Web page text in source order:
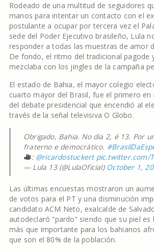
Rodeado de una multitud de seguidores
manos para intentar un contacto con el
postulante a ocupar por tercera vez el
sede del Poder Ejecutivo brasileño, Lula
responder a todas las muestras de amor
De fondo, el ritmo del tradicional pagode
mezclaba con los jingles de la campaña
El estado de Bahia, el mayor colegio
cuarto mayor del Brasil, fue el primero en
del debate presidencial que encendió al
través de la señal televisiva O Globo.
Obrigado, Bahia. No dia 2, é 13. Por
fraterno e democrático.
: @ricardostuckert pic.twitter.com/
— Lula 13 (@LulaOficial) October 1,
Las últimas encuestas mostraron un
de votos para el PT y una disminución
candidato ACM Neto, exalcalde de
autodeclaró “pardo” siendo que su piel es
más que importante para los bahianos
que son el 80% de la población.